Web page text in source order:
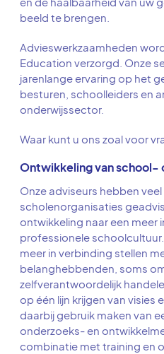
beeld te brengen.
Advieswerkzaamheden
Education verzorgd. Onze
jarenlange ervaring op het
besturen, schoolleiders en
onderwijssector.
Waar kunt u ons zoal voor
Ontwikkeling van school-
Onze adviseurs hebben
scholenorganisaties
ontwikkeling naar een meer
professionele
meer in verbinding stellen
belanghebbenden, soms
zelfverantwoordelijk
op één lijn krijgen van visies
daarbij gebruik maken van
onderzoeks- en
combinatie met training en